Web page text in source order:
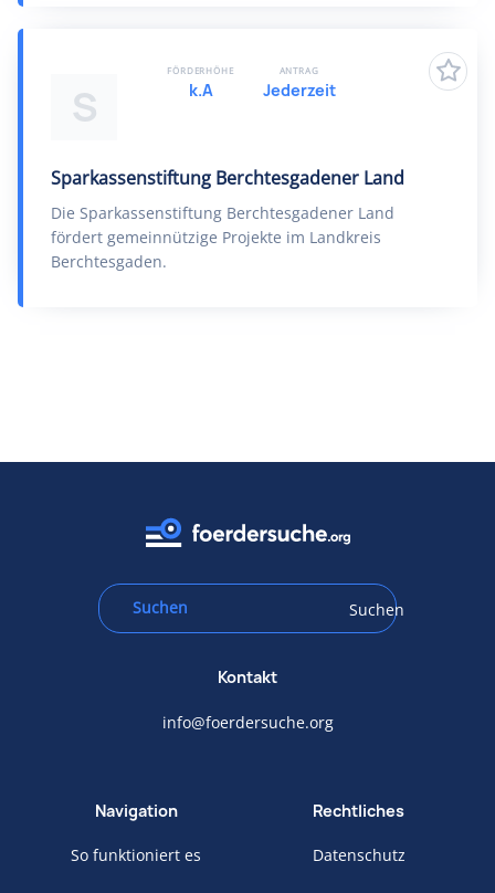
S
Sparkassenstiftung Berchtesgadener Land
Die Sparkassenstiftung Berchtesgadener Land
fördert gemeinnützige Projekte im Landkreis
Berchtesgaden.
FÖRDERHÖHE
k.A
ANTRAG
Jederzeit
Suchen
Kontakt
info@foerdersuche.org
Navigation
So funktioniert es
Rechtliches
Datenschutz